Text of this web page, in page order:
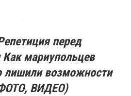
перед
мариупольцев
лишили возможности
ВИДЕО)